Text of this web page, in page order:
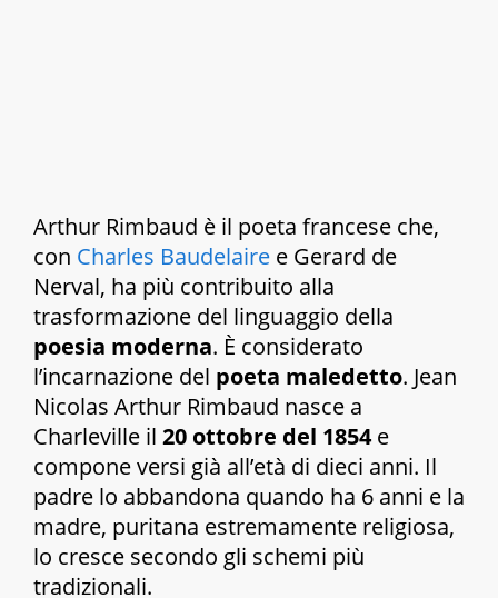
Arthur Rimbaud è il poeta francese che,
con Charles Baudelaire e Gerard de
Nerval, ha più contribuito alla
trasformazione del linguaggio della
poesia moderna. È considerato
l’incarnazione del poeta maledetto. Jean
Nicolas Arthur Rimbaud nasce a
Charleville il 20 ottobre del 1854e
compone versi già all’età di dieci anni. Il
padre lo abbandona quando ha 6 anni e la
madre, puritana estremamente religiosa,
lo cresce secondo gli schemi più
tradizionali.